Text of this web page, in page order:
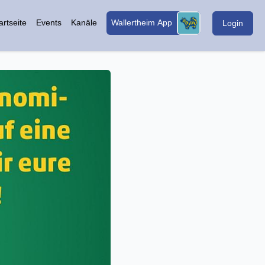
Events Kanäle Wallertheim App Login